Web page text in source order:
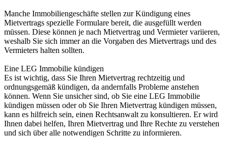
Manche Immobiliengeschäfte stellen zur Kündigung eines
Mietvertrags spezielle Formulare bereit, die ausgefüllt werden
müssen. Diese können je nach Mietvertrag und Vermieter variieren,
weshalb Sie sich immer an die Vorgaben des Mietvertrags und des
Vermieters halten sollten.
Eine LEG Immobilie kündigen
Es ist wichtig, dass Sie Ihren Mietvertrag rechtzeitig und
ordnungsgemäß kündigen, da andernfalls Probleme anstehen
können. Wenn Sie unsicher sind, ob Sie eine LEG Immobilie
kündigen müssen oder ob Sie Ihren Mietvertrag kündigen müssen,
kann es hilfreich sein, einen Rechtsanwalt zu konsultieren. Er wird
Ihnen dabei helfen, Ihren Mietvertrag und Ihre Rechte zu verstehen
und sich über alle notwendigen Schritte zu informieren.